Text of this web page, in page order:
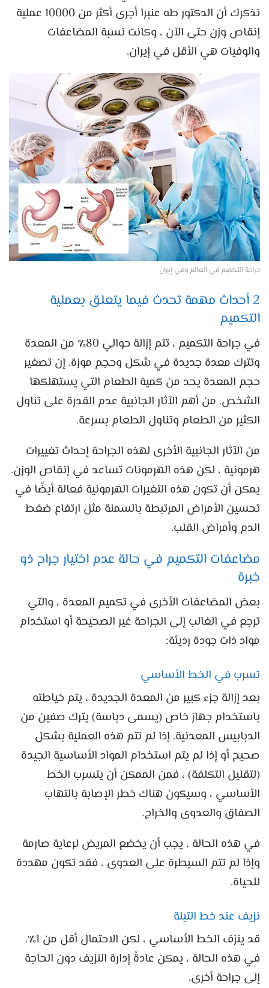
نذكرك أن الدكتور طه عنبرا أجرى أكثر من 10000 عملية
إنقاص وزن حتى الآن ، وكانت نسبة المضاعفات
والوفيات هي الأقل في إيران.
جراحة التكميم في العالم وفي إيران
2 أحداث مهمة تحدث فيما يتعلق بعملية
التكميم
في جراحة التكميم ، تتم إزالة حوالي 80٪ من المعدة
وتترك معدة جديدة في شكل وحجم موزة. إن تصغير
حجم المعدة يحد من كمية الطعام التي يستهلكها
الشخص. من أهم الآثار الجانبية عدم القدرة على تناول
الكثير من الطعام وتناول الطعام بسرعة.
من الآثار الجانبية الأخرى لهذه الجراحة إحداث تغييرات
هرمونية ، لكن هذه الهرمونات تساعد في إنقاص الوزن.
يمكن أن تكون هذه التغيرات الهرمونية فعالة أيضًا في
تحسين الأمراض المرتبطة بالسمنة مثل ارتفاع ضغط
الدم وأمراض القلب.
مضاعفات التكميم في حالة عدم اختيار جراح ذو
خبرة
بعض المضاعفات الأخرى في تكميم المعدة ، والتي
ترجع في الغالب إلى الجراحة غير الصحيحة أو استخدام
مواد ذات جودة رديئة:
تسرب في الخط الأساسي
بعد إزالة جزء كبير من المعدة الجديدة ، يتم خياطته
باستخدام جهاز خاص (يسمى دباسة) يترك صفين من
الدبابيس المعدنية. إذا لم تتم هذه العملية بشكل
صحيح أو إذا لم يتم استخدام المواد الأساسية الجيدة
(لتقليل التكلفة) ، فمن الممكن أن يتسرب الخط
الأساسي ، وسيكون هناك خطر الإصابة بالتهاب
الصفاق والعدوى والخراج.
في هذه الحالة ، يجب أن يخضع المريض لرعاية صارمة
وإذا لم تتم السيطرة على العدوى ، فقد تكون مهددة
للحياة.
نزيف عند خط التيلة
قد ينزف الخط الأساسي ، لكن الاحتمال أقل من 1٪.
في هذه الحالة ، يمكن عادةً إدارة النزيف دون الحاجة
إلى جراحة أخرى.